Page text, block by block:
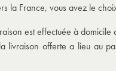
la France, vous avez le
est effectuée à
livraison offerte a lieu au